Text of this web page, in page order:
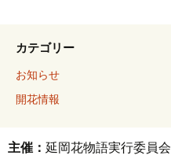
カテゴリー
お知らせ
開花情報
主催： 延岡花物語実行委員会